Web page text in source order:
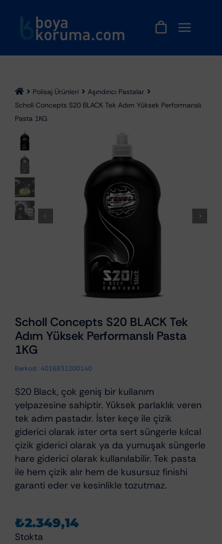
Polisaj Ürünleri
Aşındırıcı Pastalar
Scholl Concepts S20 BLACK Tek Adım Yüksek Performanslı
Pasta 1KG
Scholl Concepts S20 BLACK Tek
Adım Yüksek Performanslı Pasta
1KG
Barkod : 4016831200140
S20 Black, çok geniş bir kullanım
yelpazesine sahiptir. Yüksek parlaklık veren
tek adım pastadır. İster keçe ile çizik
giderici olarak ister orta sert süngerle kılcal
çizik giderici olarak ya da yumuşak süngerle
hare giderici olarak kullanılabilir. Tek pasta
ile hem çizik alır hem de kusursuz finishi
garanti eder ve kesinlikle tozutmaz.
₺2.349,14
Stokta